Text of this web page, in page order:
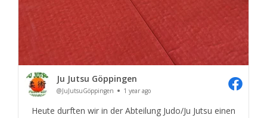
Ju Jutsu Göppingen
@JuJutsuGöppingen 1 year ago
Heute durften wir in der Abteilung Judo/Ju Jutsu einen